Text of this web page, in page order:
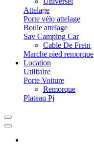
Attelage
Porte vélo attelage
Boule attelage
Sav Camping Car
Cable De Frein
Marche pied remorque
Location
Utilitaire
Porte Voiture
Remorque
Plateau Pj